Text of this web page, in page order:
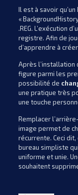
Il est à savoir
«
.REG. L’exécution
registre. Afin de
d’apprendre à
Après l’installation
figure parmi les
possibilité de
une pratique très
une touche
Remplacer
image permet de
récurrente. Ceci
bureau simpliste
uniforme et unie.
souhaitent